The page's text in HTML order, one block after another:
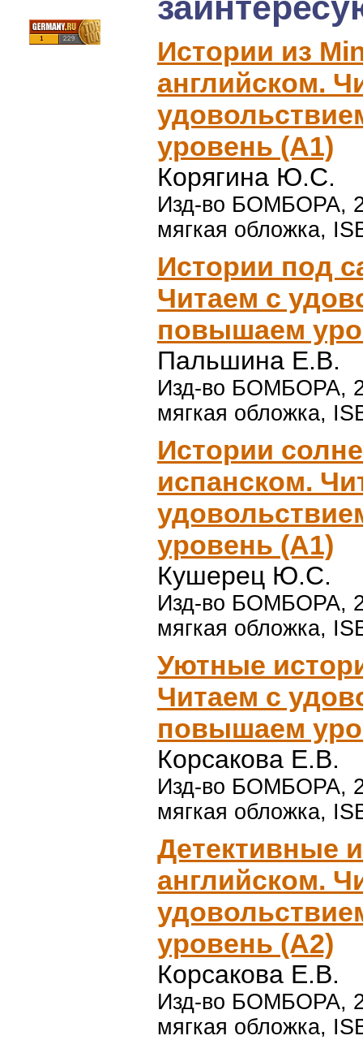
Истории из
английском.
уровень (А1)
Корягина Ю.С.
Изд-во БОМБОРА,
мягкая обложка,
Истории под
Читаем с
повышаем
Пальшина Е.В.
Изд-во БОМБОРА,
мягкая обложка,
Истории
испанском.
уровень (А1)
Кушерец Ю.С.
Изд-во БОМБОРА,
мягкая обложка,
Уютные
Читаем с
повышаем
Корсакова Е.В.
Изд-во БОМБОРА,
мягкая обложка,
Детективные
английском.
уровень (А2)
Корсакова Е.В.
Изд-во БОМБОРА,
мягкая обложка,